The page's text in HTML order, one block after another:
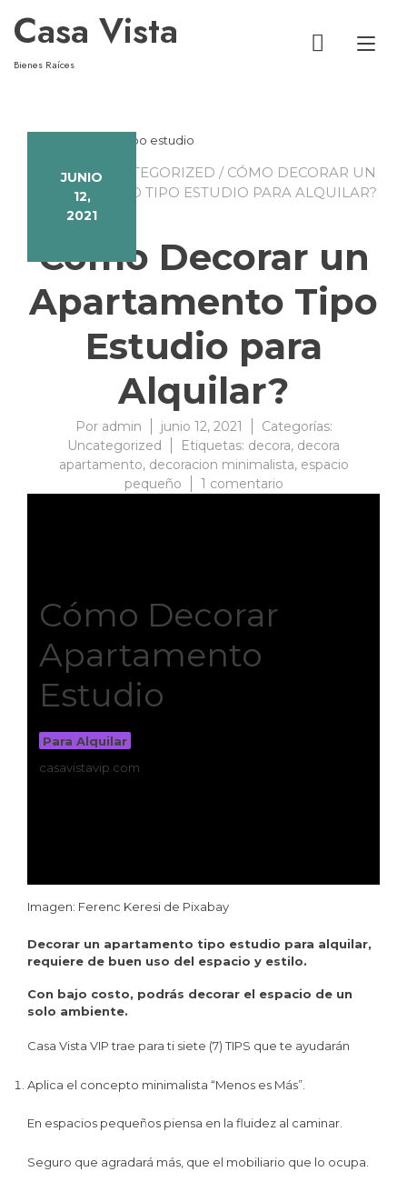
Casa Vista
Bienes Raíces
JUNIO
12,
2021
HOME/UNCATEGORIZED / CÓMO DECORAR UN
APARTAMENTO TIPO ESTUDIO PARA ALQUILAR?
Cómo Decorar un
Apartamento Tipo
Estudio para
Alquilar?
Por admin junio 12, 2021
Categorías:
Uncategorized
Etiquetas: decora, decora
apartamento, decoracion minimalista, espacio
pequeño
1 comentario
Cómo Decorar
Apartamento
Estudio
Para Alquilar
casavistavip.com
Imagen: Ferenc Keresi de Pixabay
Decorar un apartamento tipo estudio para alquilar,
requiere de buen uso del espacio y estilo.
Con bajo costo, podrás decorar el espacio de un
solo ambiente.
Casa Vista VIP trae para ti siete (7) TIPS que te ayudarán
Aplica el concepto minimalista “Menos es Más”.
En espacios pequeños piensa en la fluidez al caminar.
Seguro que agradará más, que el mobiliario que lo ocupa.